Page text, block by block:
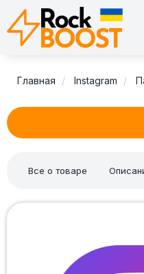
Главная Instagram
Все о товаре